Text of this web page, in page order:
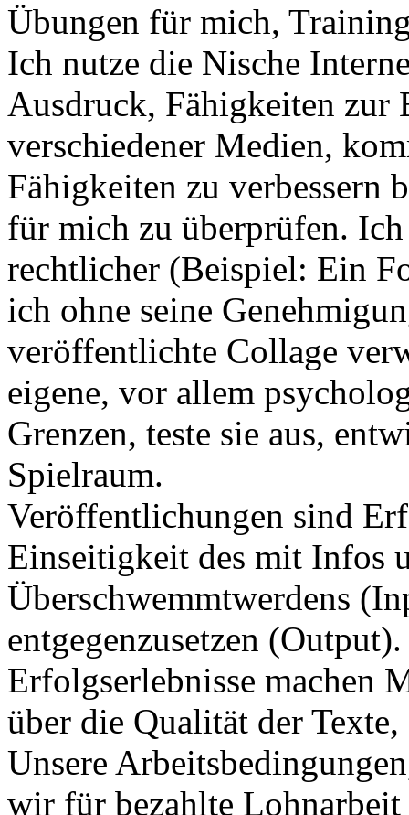
Übungen für mich,
Ich nutze die Nische
Ausdruck, Fähigkeiten zur
verschiedener Medien,
Fähigkeiten zu verbessern
für mich zu überprüfen.
rechtlicher (Beispiel: Ein
ich ohne seine
veröffentlichte Collage
eigene, vor allem
Grenzen, teste sie aus,
Spielraum.
Veröffentlichungen sind
Einseitigkeit des mit Infos
Überschwemmtwerdens
entgegenzusetzen
Erfolgserlebnisse machen
über die Qualität der
Unsere
wir für bezahlte Lohnarbeit